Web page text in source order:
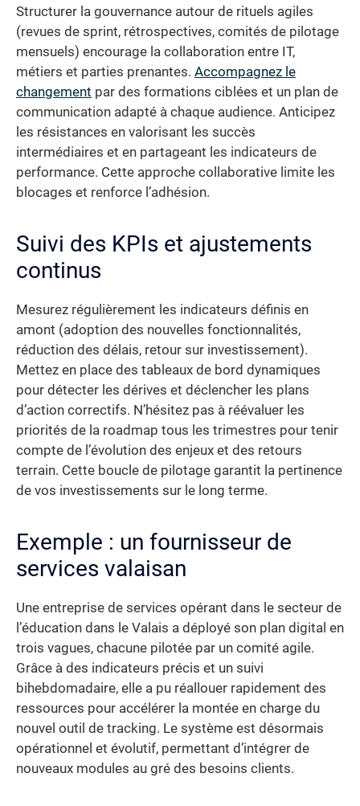
Structurer la gouvernance autour de rituels agiles
(revues de sprint, rétrospectives, comités de pilotage
mensuels) encourage la collaboration entre IT,
métiers et parties prenantes. Accompagnez le
changement par des formations ciblées et un plan de
communication adapté à chaque audience. Anticipez
les résistances en valorisant les succès
intermédiaires et en partageant les indicateurs de
performance. Cette approche collaborative limite les
blocages et renforce l’adhésion.
Suivi des KPIs et ajustements
continus
Mesurez régulièrement les indicateurs définis en
amont (adoption des nouvelles fonctionnalités,
réduction des délais, retour sur investissement).
Mettez en place des tableaux de bord dynamiques
pour détecter les dérives et déclencher les plans
d’action correctifs. N’hésitez pas à réévaluer les
priorités de la roadmap tous les trimestres pour tenir
compte de l’évolution des enjeux et des retours
terrain. Cette boucle de pilotage garantit la pertinence
de vos investissements sur le long terme.
Exemple : un fournisseur de
services valaisan
Une entreprise de services opérant dans le secteur de
l’éducation dans le Valais a déployé son plan digital en
trois vagues, chacune pilotée par un comité agile.
Grâce à des indicateurs précis et un suivi
bihebdomadaire, elle a pu réallouer rapidement des
ressources pour accélérer la montée en charge du
nouvel outil de tracking. Le système est désormais
opérationnel et évolutif, permettant d’intégrer de
nouveaux modules au gré des besoins clients.